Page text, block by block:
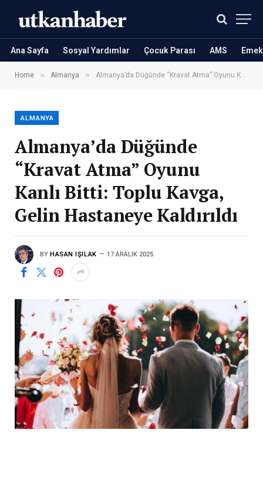
Ana Sayfa Sosyal Yardımlar Çocuk Parası AMS
Home » Almanya » Almanya’da Düğünde “Kravat Atma” Oyunu Kanlı Bitti: Toplu Kavga, Gelin Hastaneye Kaldırıldı
ALMANYA
Almanya’da Düğünde
“Kravat Atma” Oyunu
Kanlı Bitti: Toplu Kavga,
Gelin Hastaneye Kaldırıldı
BY HASAN IŞILAK 17 ARALIK 2025